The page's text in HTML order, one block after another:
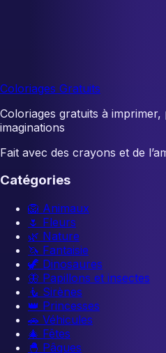
Coloriages Gratuits
Coloriages gratuits à
imaginations
Fait avec des crayons et de
Catégories
🦁 Animaux
🌷 Fleurs
🌿 Nature
🦄 Fantaisie
🦖 Dinosaures
🦋 Papillons et insectes
🧜 Sirènes
👑 Princesses
🚗 Véhicules
🎄 Fêtes
🐣 Pâques